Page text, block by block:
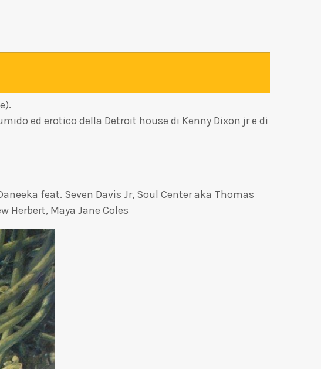
ed erotico della Detroit house di Kenny Dixon jr e di
feat. Seven Davis Jr, Soul Center aka Thomas
Herbert, Maya Jane Coles